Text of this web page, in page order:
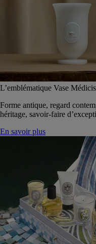
L’emblématique Vase Médicis
Forme antique, regard
héritage, savoir-faire
En savoir plus